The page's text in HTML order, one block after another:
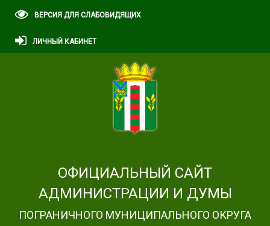
ВЕРСИЯ ДЛЯ СЛАБОВИДЯЩИХ
ЛИЧНЫЙ КАБИНЕТ
ОФИЦИАЛЬНЫЙ САЙТ
АДМИНИСТРАЦИИ И ДУМЫ
ПОГРАНИЧНОГО МУНИЦИПАЛЬНОГО ОКРУГА